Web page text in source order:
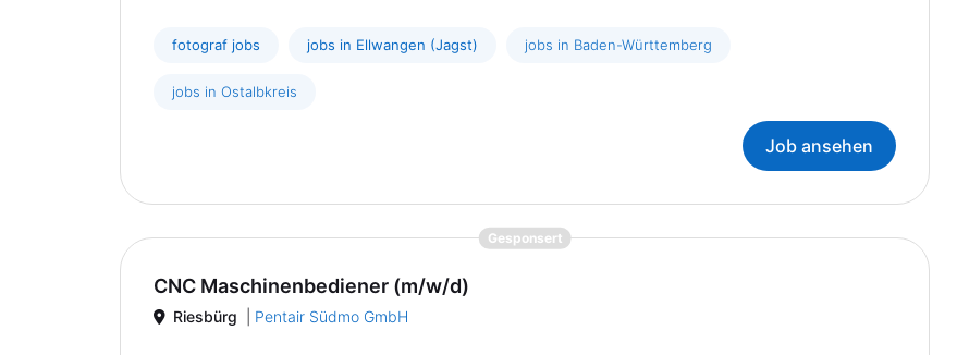
fotograf jobs jobs in Ellwangen (Jagst) jobs in Baden-Württemberg
jobs in Ostalbkreis
Job ansehen
Gesponsert{prompt.job}
CNC Maschinenbediener (m/w/d)
Riesbürg Pentair Südmo GmbH